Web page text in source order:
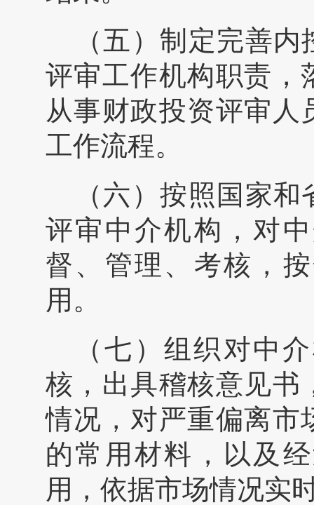
（五）制定完善
评审工作机构职责，
从事财政投资评审人
工作流程。
（六）按照国家
评审中介机构，对
督、管理、考核，
用。
（七）组织对中
核，出具稽核意见书
情况，对严重偏离市
的常用材料，以及
用，依据市场情况实